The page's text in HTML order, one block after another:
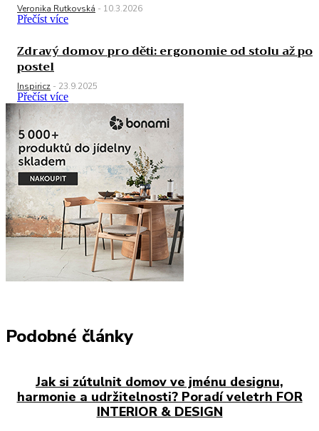
Veronika Rutkovská - 10.3.2026
Přečíst více
Zdravý domov pro děti: ergonomie od stolu až po
postel
Inspiricz - 23.9.2025
Přečíst více
Podobné články
Jak si zútulnit domov ve jménu designu,
harmonie a udržitelnosti? Poradí veletrh FOR
INTERIOR & DESIGN